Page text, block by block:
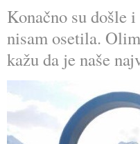
Konačno su došle
nisam osetila.
kažu da je naše